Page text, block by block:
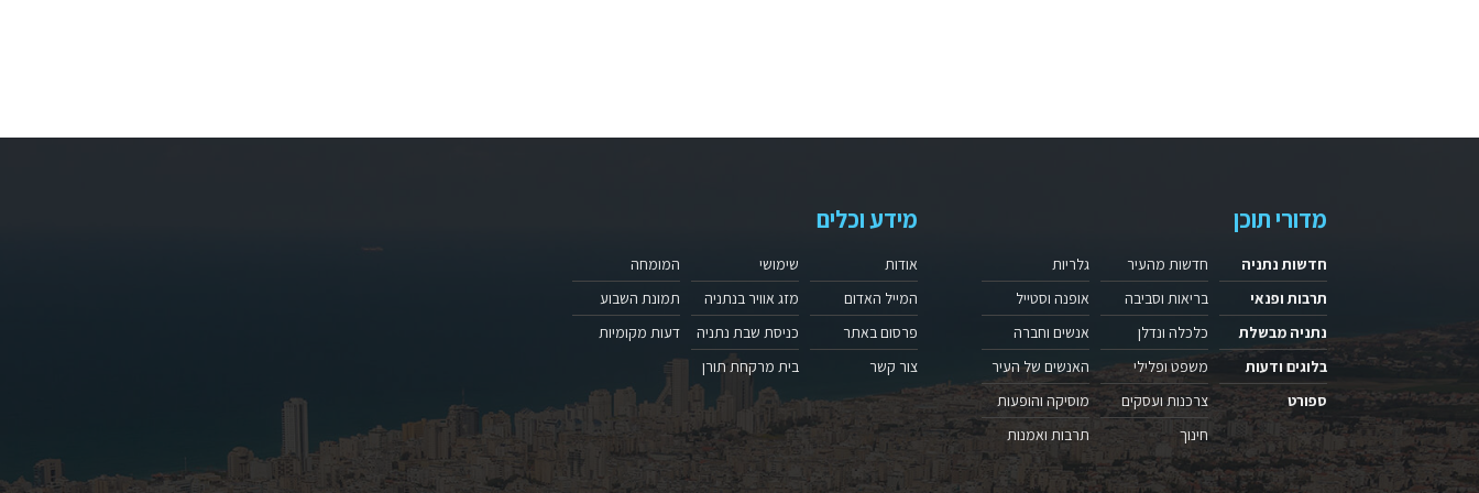
מדורי תוכן
חדשות נתניה
תרבות ופנאי
נתניה מבשלת
בלוגים ודעות
ספורט
חדשות מהעיר
בריאות וסביבה
כלכלה ונדלן
משפט ופלילי
צרכנות ועסקים
חינוך
גלריות
אופנה וסטייל
אנשים וחברה
האנשים של העיר
מוסיקה והופעות
תרבות ואמנות
מידע וכלים
אודות
המייל האדום
פרסום באתר
צור קשר
שימושי
מזג אוויר בנתניה
כניסת שבת נתניה
בית מרקחת תורן
המומחה
תמונת השבוע
דעות מקומיות